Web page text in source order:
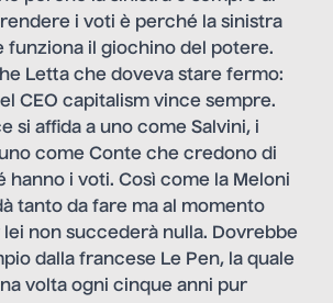
i voti è perché la sinistra
funziona il giochino del potere.
Letta che doveva stare fermo:
CEO capitalism vince sempre.
si affida a uno come Salvini, i
come Conte che credono di
i voti. Così come la Meloni
tanto da fare ma al momento
non succederà nulla. Dovrebbe
dalla francese Le Pen, la quale
volta ogni cinque anni pur